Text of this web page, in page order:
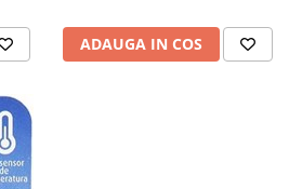
si
Eco Cert
ADAUGA IN COS